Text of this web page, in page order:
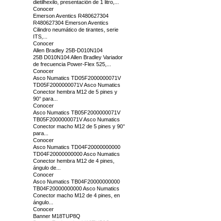
dietilhexilo, presentación de 1 litro,...
Conocer
Emerson Aventics R480627304
R480627304 Emerson Aventics
Cilindro neumático de tirantes, serie
ITS,...
Conocer
Allen Bradley 25B-D010N104
25B D010N104 Allen Bradley Variador
de frecuencia Power-Flex 525,...
Conocer
Asco Numatics TD05F2000000071V
TD05F2000000071V Asco Numatics
Conector hembra M12 de 5 pines y
90° para...
Conocer
Asco Numatics TB05F2000000071V
TB05F2000000071V Asco Numatics
Conector macho M12 de 5 pines y 90°
para...
Conocer
Asco Numatics TD04F20000000000
TD04F20000000000 Asco Numatics
Conector hembra M12 de 4 pines,
ángulo de...
Conocer
Asco Numatics TB04F20000000000
TB04F20000000000 Asco Numatics
Conector macho M12 de 4 pines, en
ángulo...
Conocer
Banner M18TUP8Q